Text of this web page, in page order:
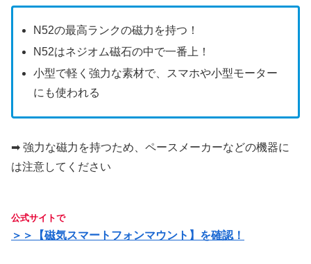
N52の最高ランクの磁力を持つ！
N52はネジオム磁石の中で一番上！
小型で軽く強力な素材で、スマホや小型モーター
にも使われる
➡︎ 強力な磁力を持つため、ペースメーカーなどの機器に
は注意してください
公式サイトで
＞＞【磁気スマートフォンマウント】を確認！